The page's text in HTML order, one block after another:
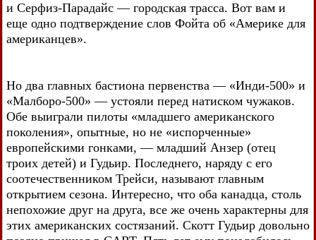
и Серфиз-Парадайс — городская трасса. Вот вам и
еще одно подтверждение слов Фойта об «Америке для
американцев».
Но два главных бастиона первенства — «Инди-500» и
«Малборо-500» — устояли перед натиском чужаков.
Обе выиграли пилоты «младшего американского
поколения», опытные, но не «испорченные»
европейскими гонками, — младший Анзер (отец
троих детей) и Гудьир. Последнего, наряду с его
соотечественником Трейси, называют главным
открытием сезона. Интересно, что оба канадца, столь
непохожие друг на друга, все же очень характерны для
этих американских состязаний. Скотт Гудьир довольно